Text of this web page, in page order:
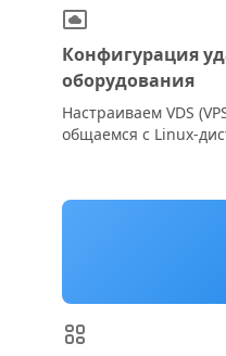
Конфигурация
оборудования
Настраиваем VDS
общаемся с Linux-